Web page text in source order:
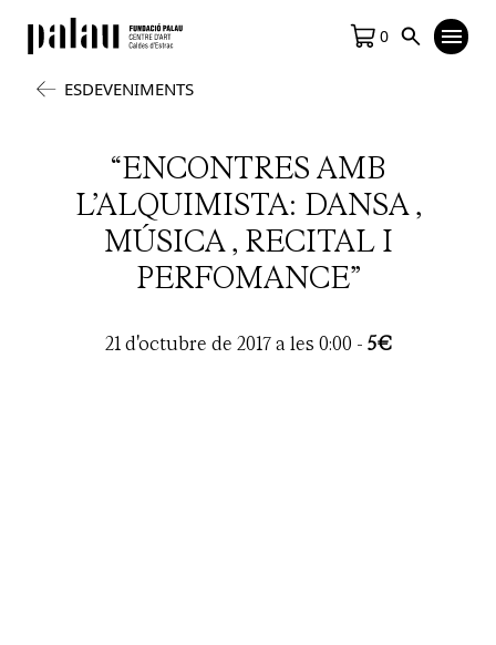
0
ESDEVENIMENTS
“ENCONTRES AMB
L’ALQUIMISTA: DANSA ,
MÚSICA , RECITAL I
PERFOMANCE”
21 d'octubre de 2017 a les 0:00 - 5€